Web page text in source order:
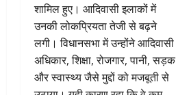
शामिल हुए। आदिवासी इलाकों में
उनकी लोकप्रियता तेजी से बढ़ने
लगी। विधानसभा में उन्होंने आदिवासी
अधिकार, शिक्षा, रोजगार, पानी, सड़क
और स्वास्थ्य जैसे मुद्दों को मजबूती से